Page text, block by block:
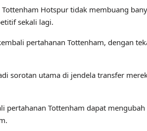
Hotspur tidak membuang
sekali lagi.
pertahanan Tottenham, dengan
sorotan utama di jendela transfer
Tottenham dapat